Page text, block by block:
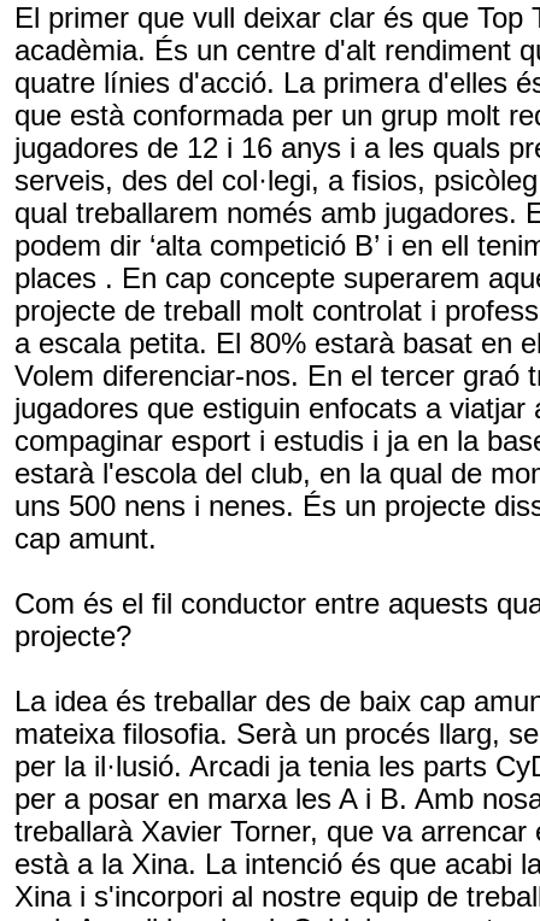
El primer que vull deixar clar és que Top
acadèmia. És un centre d'alt rendiment
quatre línies d'acció. La primera d'elles
que està conformada per un grup molt
jugadores de 12 i 16 anys i a les quals
serveis, des del col·legi, a fisios,
qual treballarem només amb jugadores.
podem dir ‘alta competició B’ i en ell
places . En cap concepte superarem
projecte de treball molt controlat i
a escala petita. El 80% estarà basat en
Volem diferenciar-nos. En el tercer graó
jugadores que estiguin enfocats a viatjar
compaginar esport i estudis i ja en la
estarà l'escola del club, en la qual de
uns 500 nens i nenes. És un projecte
cap amunt.
Com és el fil conductor entre aquests
projecte?
La idea és treballar des de baix cap
mateixa filosofia. Serà un procés llarg,
per la il·lusió. Arcadi ja tenia les parts
per a posar en marxa les A i B. Amb
treballarà Xavier Torner, que va arrencar
està a la Xina. La intenció és que acabi
Xina i s'incorpori al nostre equip de